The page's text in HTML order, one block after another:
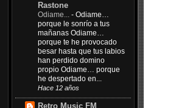
Rastone
Odiame... - Odiame…
porque le sonrío a tus
mañanas Odiame…
porque te he provocado
besar hasta que tus labios
han perdido domino
propio Odiame… porque
he despertado en...
Hace 12 años
Retro Music FM